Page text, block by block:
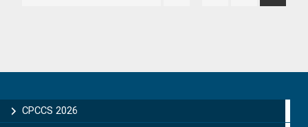
Sidebar
CPCCS 2026